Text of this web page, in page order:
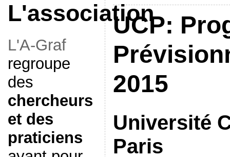
L'association
L'A-Graf
regroupe
des
chercheurs
et des
praticiens
UCP:
2015
Université
Paris